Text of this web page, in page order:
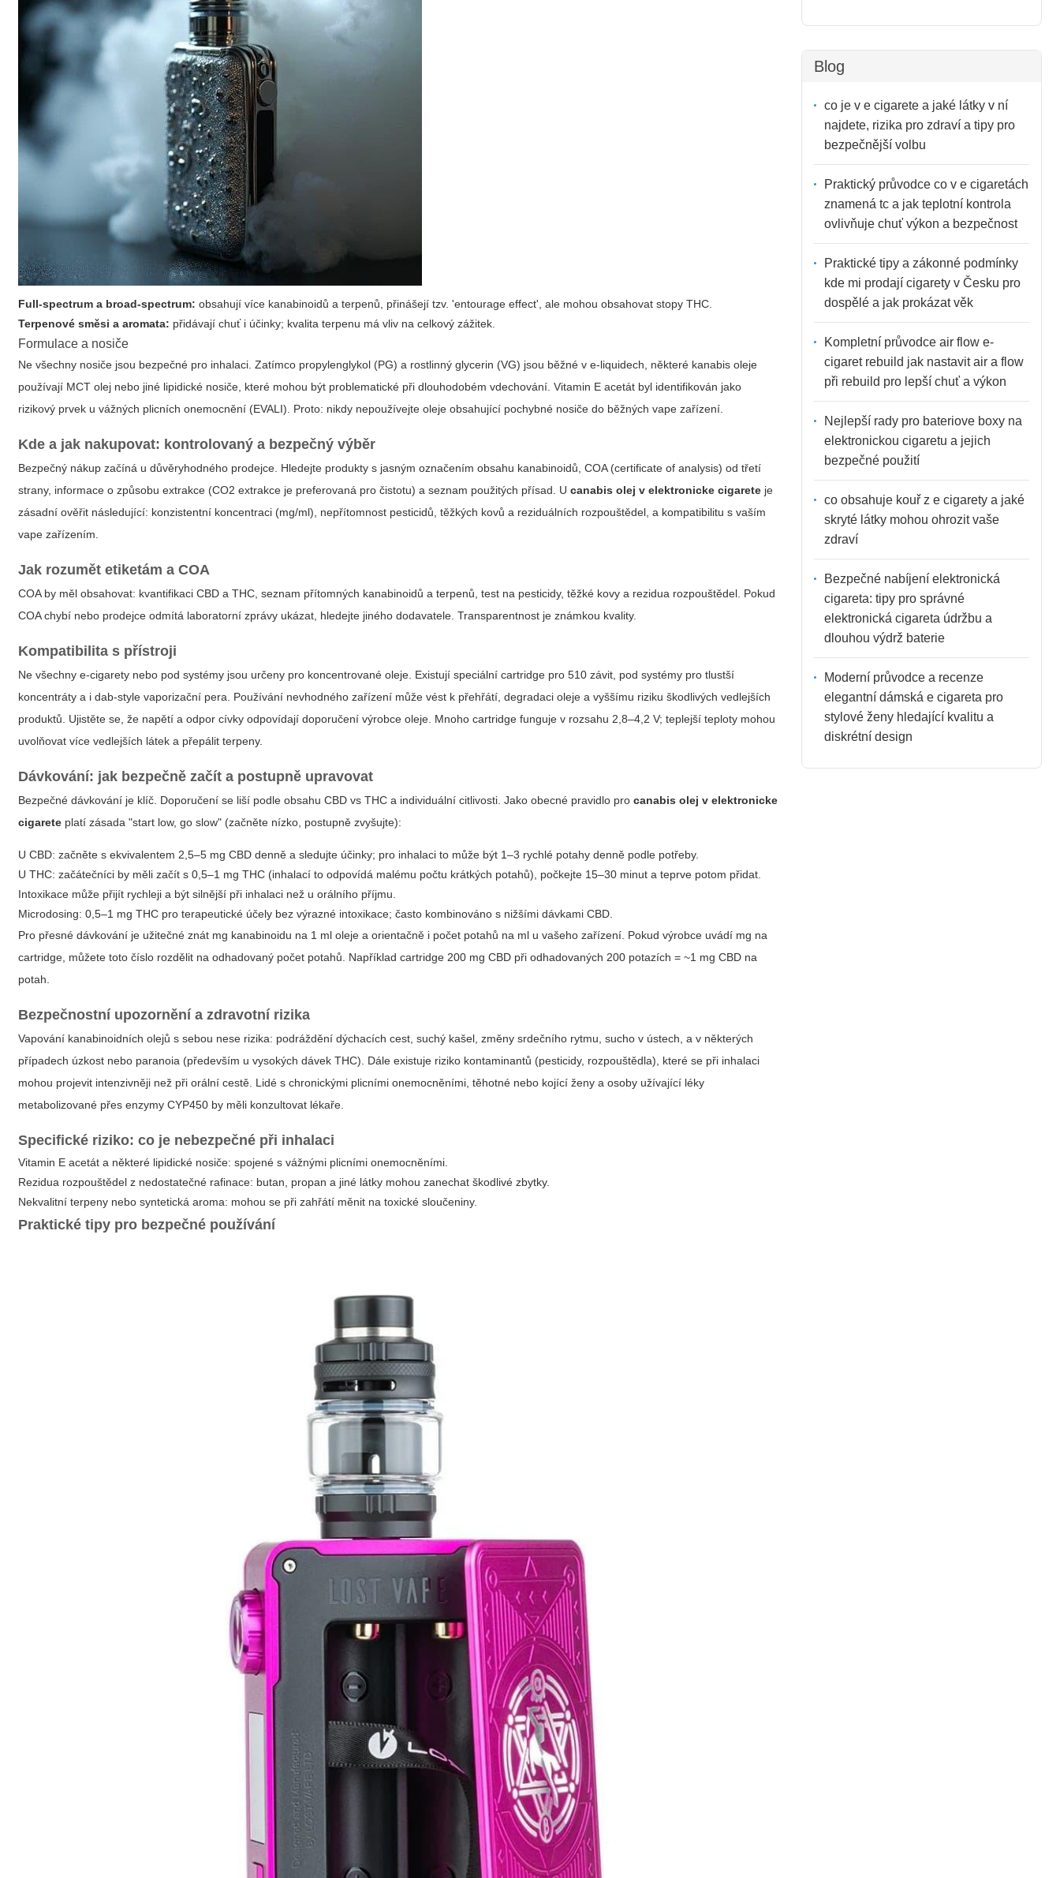
Full-spectrum a broad-spectrum: obsahují více kanabinoidů a terpenů, přinášejí tzv. 'entourage effect', ale mohou obsahovat stopy THC.
Terpenové směsi a aromata: přidávají chuť i účinky; kvalita terpenu má vliv na celkový zážitek.
Formulace a nosiče
Ne všechny nosiče jsou bezpečné pro inhalaci. Zatímco propylenglykol (PG) a rostlinný glycerin (VG) jsou běžné v e-liquidech, některé kanabis oleje
používají MCT olej nebo jiné lipidické nosiče, které mohou být problematické při dlouhodobém vdechování. Vitamin E acetát byl identifikován jako
rizikový prvek u vážných plicních onemocnění (EVALI). Proto: nikdy nepoužívejte oleje obsahující pochybné nosiče do běžných vape zařízení.
Kde a jak nakupovat: kontrolovaný a bezpečný výběr
Bezpečný nákup začíná u důvěryhodného prodejce. Hledejte produkty s jasným označením obsahu kanabinoidů, COA (certificate of analysis) od třetí
strany, informace o způsobu extrakce (CO2 extrakce je preferovaná pro čistotu) a seznam použitých přísad. Ucanabis olej v elektronicke cigarete je
zásadní ověřit následující: konzistentní koncentraci (mg/ml), nepřítomnost pesticidů, těžkých kovů a reziduálních rozpouštědel, a kompatibilitu s vaším
vape zařízením.
Jak rozumět etiketám a COA
COA by měl obsahovat: kvantifikaci CBD a THC, seznam přítomných kanabinoidů a terpenů, test na pesticidy, těžké kovy a rezidua rozpouštědel. Pokud
COA chybí nebo prodejce odmítá laboratorní zprávy ukázat, hledejte jiného dodavatele. Transparentnost je známkou kvality.
Kompatibilita s přístroji
Ne všechny e-cigarety nebo pod systémy jsou určeny pro koncentrované oleje. Existují speciální cartridge pro 510 závit, pod systémy pro tlustší
koncentráty a i dab-style vaporizační pera. Používání nevhodného zařízení může vést k přehřátí, degradaci oleje a vyššímu riziku škodlivých vedlejších
produktů. Ujistěte se, že napětí a odpor cívky odpovídají doporučení výrobce oleje. Mnoho cartridge funguje v rozsahu 2,8–4,2 V; teplejší teploty mohou
uvolňovat více vedlejších látek a přepálit terpeny.
Dávkování: jak bezpečně začít a postupně upravovat
Bezpečné dávkování je klíč. Doporučení se liší podle obsahu CBD vs THC a individuální citlivosti. Jako obecné pravidlo procanabis olej v elektronicke
cigarete platí zásada "start low, go slow" (začněte nízko, postupně zvyšujte):
U CBD: začněte s ekvivalentem 2,5–5 mg CBD denně a sledujte účinky; pro inhalaci to může být 1–3 rychlé potahy denně podle potřeby.
U THC: začátečníci by měli začít s 0,5–1 mg THC (inhalací to odpovídá malému počtu krátkých potahů), počkejte 15–30 minut a teprve potom přidat.
Intoxikace může přijít rychleji a být silnější při inhalaci než u orálního příjmu.
Microdosing: 0,5–1 mg THC pro terapeutické účely bez výrazné intoxikace; často kombinováno s nižšími dávkami CBD.
Pro přesné dávkování je užitečné znát mg kanabinoidu na 1 ml oleje a orientačně i počet potahů na ml u vašeho zařízení. Pokud výrobce uvádí mg na
cartridge, můžete toto číslo rozdělit na odhadovaný počet potahů. Například cartridge 200 mg CBD při odhadovaných 200 potazích = ~1 mg CBD na
potah.
Bezpečnostní upozornění a zdravotní rizika
Vapování kanabinoidních olejů s sebou nese rizika: podráždění dýchacích cest, suchý kašel, změny srdečního rytmu, sucho v ústech, a v některých
případech úzkost nebo paranoia (především u vysokých dávek THC). Dále existuje riziko kontaminantů (pesticidy, rozpouštědla), které se při inhalaci
mohou projevit intenzivněji než při orální cestě. Lidé s chronickými plicními onemocněními, těhotné nebo kojící ženy a osoby užívající léky
metabolizované přes enzymy CYP450 by měli konzultovat lékaře.
Specifické riziko: co je nebezpečné při inhalaci
Vitamin E acetát a některé lipidické nosiče: spojené s vážnými plicními onemocněními.
Rezidua rozpouštědel z nedostatečné rafinace: butan, propan a jiné látky mohou zanechat škodlivé zbytky.
Nekvalitní terpeny nebo syntetická aroma: mohou se při zahřátí měnit na toxické sloučeniny.
Praktické tipy pro bezpečné používání
Blog
co je v e cigarete a jaké látky v ní
najdete, rizika pro zdraví a tipy pro
bezpečnější volbu
Praktický průvodce co v e cigaretách
znamená tc a jak teplotní kontrola
ovlivňuje chuť výkon a bezpečnost
Praktické tipy a zákonné podmínky
kde mi prodají cigarety v Česku pro
dospělé a jak prokázat věk
Kompletní průvodce air flow e-
cigaret rebuild jak nastavit air a flow
při rebuild pro lepší chuť a výkon
Nejlepší rady pro bateriove boxy na
elektronickou cigaretu a jejich
bezpečné použití
co obsahuje kouř z e cigarety a jaké
skryté látky mohou ohrozit vaše
zdraví
Bezpečné nabíjení elektronická
cigareta: tipy pro správné
elektronická cigareta údržbu a
dlouhou výdrž baterie
Moderní průvodce a recenze
elegantní dámská e cigareta pro
stylové ženy hledající kvalitu a
diskrétní design